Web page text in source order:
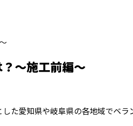
～施工前編～
た愛知県や岐阜県の各地域でベ